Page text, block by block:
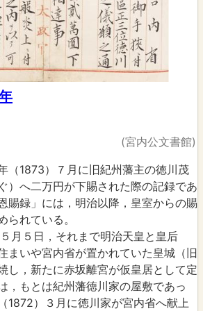
(宮内公文書館)
（1873）７月に旧紀州藩主の徳川茂
）へ二万円が下賜された際の記録であ
賜録」には，明治以降，皇室からの賜
られている。
月５日，それまで明治天皇と皇后
まいや宮内省が置かれていた皇城（旧
し，新たに赤坂離宮が仮皇居として定
，もとは紀州藩徳川家の屋敷であっ
1872）３月に徳川家が宮内省へ献上